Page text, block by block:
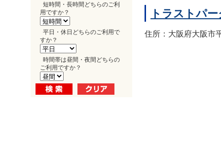
短時間・長時間どちらのご利
用ですか？
平日・休日どちらのご利用で
すか？
時間帯は昼間・夜間どちらの
ご利用ですか？
トラストパ
住所：大阪府大阪市